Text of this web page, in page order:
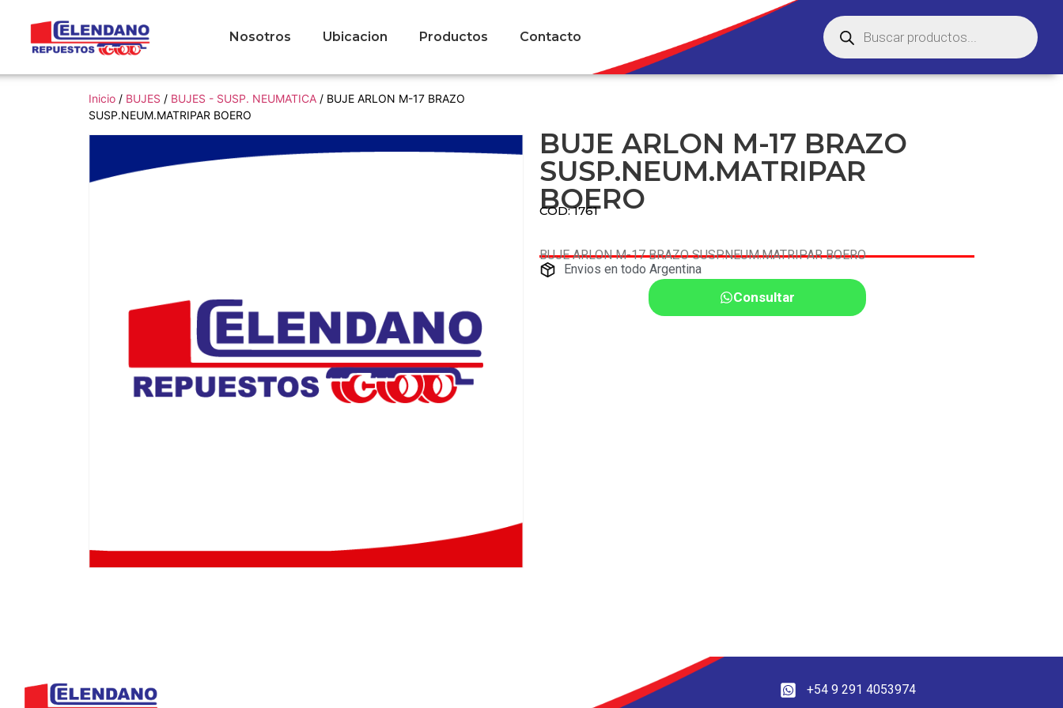
Nosotros Ubicacion Productos Contacto
Inicio / BUJES / BUJES - SUSP. NEUMATICA / BUJE ARLON M-17 BRAZO
SUSP.NEUM.MATRIPAR BOERO
BUJE ARLON M-17 BRAZO
SUSP.NEUM.MATRIPAR
BOERO
COD: 1761
BUJE ARLON M-17 BRAZO SUSP.NEUM.MATRIPAR BOERO
Envios en todo Argentina
Consultar
+54 9 291 4053974